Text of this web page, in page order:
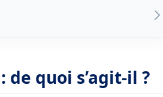
de quoi s’agit-il ?